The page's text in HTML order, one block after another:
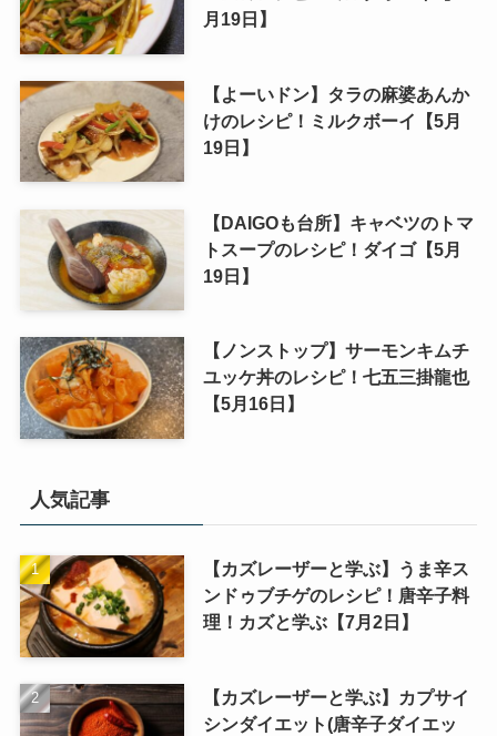
月19日】
【よーいドン】タラの麻婆あんか
けのレシピ！ミルクボーイ【5月
19日】
【DAIGOも台所】キャベツのトマ
トスープのレシピ！ダイゴ【5月
19日】
【ノンストップ】サーモンキムチ
ユッケ丼のレシピ！七五三掛龍也
【5月16日】
人気記事
【カズレーザーと学ぶ】うま辛ス
ンドゥブチゲのレシピ！唐辛子料
理！カズと学ぶ【7月2日】
【カズレーザーと学ぶ】カプサイ
シンダイエット(唐辛子ダイエッ